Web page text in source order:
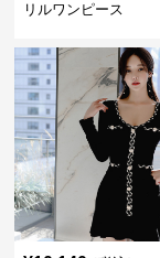
リルワンピース